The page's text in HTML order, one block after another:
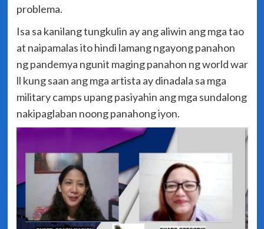
problema.
Isa sa kanilang tungkulin ay ang aliwin ang mga tao
at naipamalas ito hindi lamang ngayong panahon
ng pandemya ngunit maging panahon ng world war
ll kung saan ang mga artista ay dinadala sa mga
military camps upang pasiyahin ang mga sundalong
nakipaglaban noong panahong iyon.